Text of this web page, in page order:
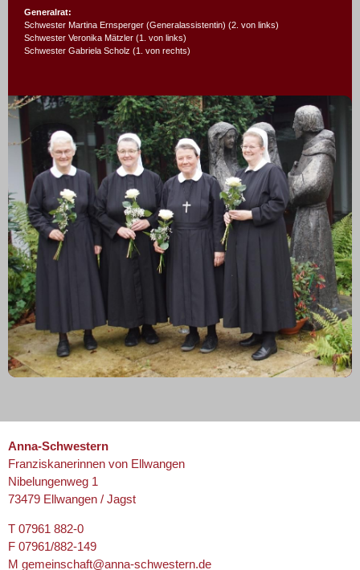
Generalrat:
Schwester Martina Ernsperger (Generalassistentin) (2. von links)
Schwester Veronika Mätzler (1. von links)
Schwester Gabriela Scholz (1. von rechts)
Anna-Schwestern
Franziskanerinnen von Ellwangen
Nibelungenweg 1
73479 Ellwangen / Jagst
T 07961 882-0
F 07961/882-149
M gemeinschaft@anna-schwestern.de